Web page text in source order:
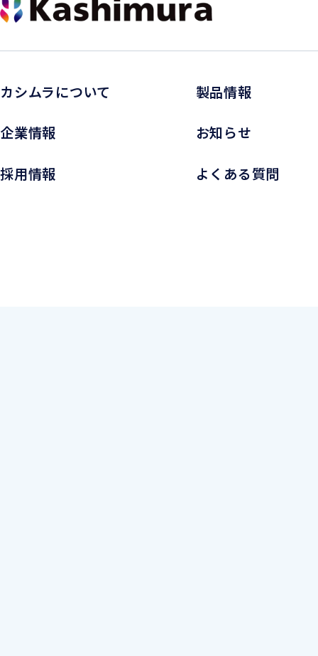
カシムラについて
企業情報
採用情報
製品情報
お知らせ
よくある質問